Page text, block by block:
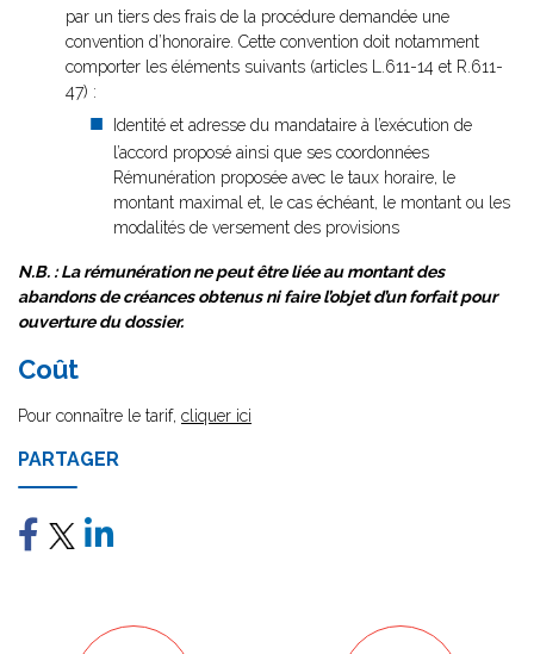
par un tiers des frais de la procédure demandée une
convention d’honoraire. Cette convention doit notamment
comporter les éléments suivants (articles L.611-14 et R.611-
47) :
Identité et adresse du mandataire à l’exécution de
l’accord proposé ainsi que ses coordonnées
Rémunération proposée avec le taux horaire, le
montant maximal et, le cas échéant, le montant ou les
modalités de versement des provisions
N.B. : La rémunération ne peut être liée au montant des
abandons de créances obtenus ni faire l’objet d’un forfait pour
ouverture du dossier.
Coût
Pour connaître le tarif, cliquer ici
PARTAGER